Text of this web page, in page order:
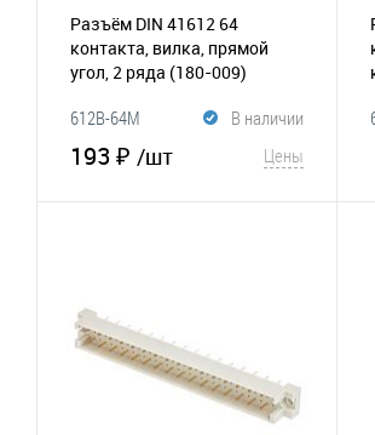
Разъём DIN 41612 64
контакта, вилка, прямой
угол, 2 ряда (180-009)
В наличии
612B-64M
193 ₽ /шт Цены